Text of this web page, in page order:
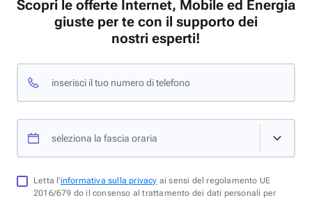
Scopri le offerte Internet, Mobile ed Energia
giuste per te con il supporto dei
nostri esperti!
inserisci il tuo numero di telefono
seleziona la fascia oraria
Letta l'informativa sulla privacy ai sensi del regolamento UE
2016/679 do il consenso al trattamento dei dati personali per